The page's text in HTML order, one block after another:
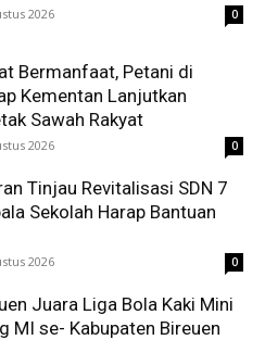
2026 0
Bermanfaat, Petani di
Kementan Lanjutkan
Sawah Rakyat
2026 0
Tinjau Revitalisasi SDN 7
Sekolah Harap Bantuan
2026 0
Juara Liga Bola Kaki Mini
MI se- Kabupaten Bireuen